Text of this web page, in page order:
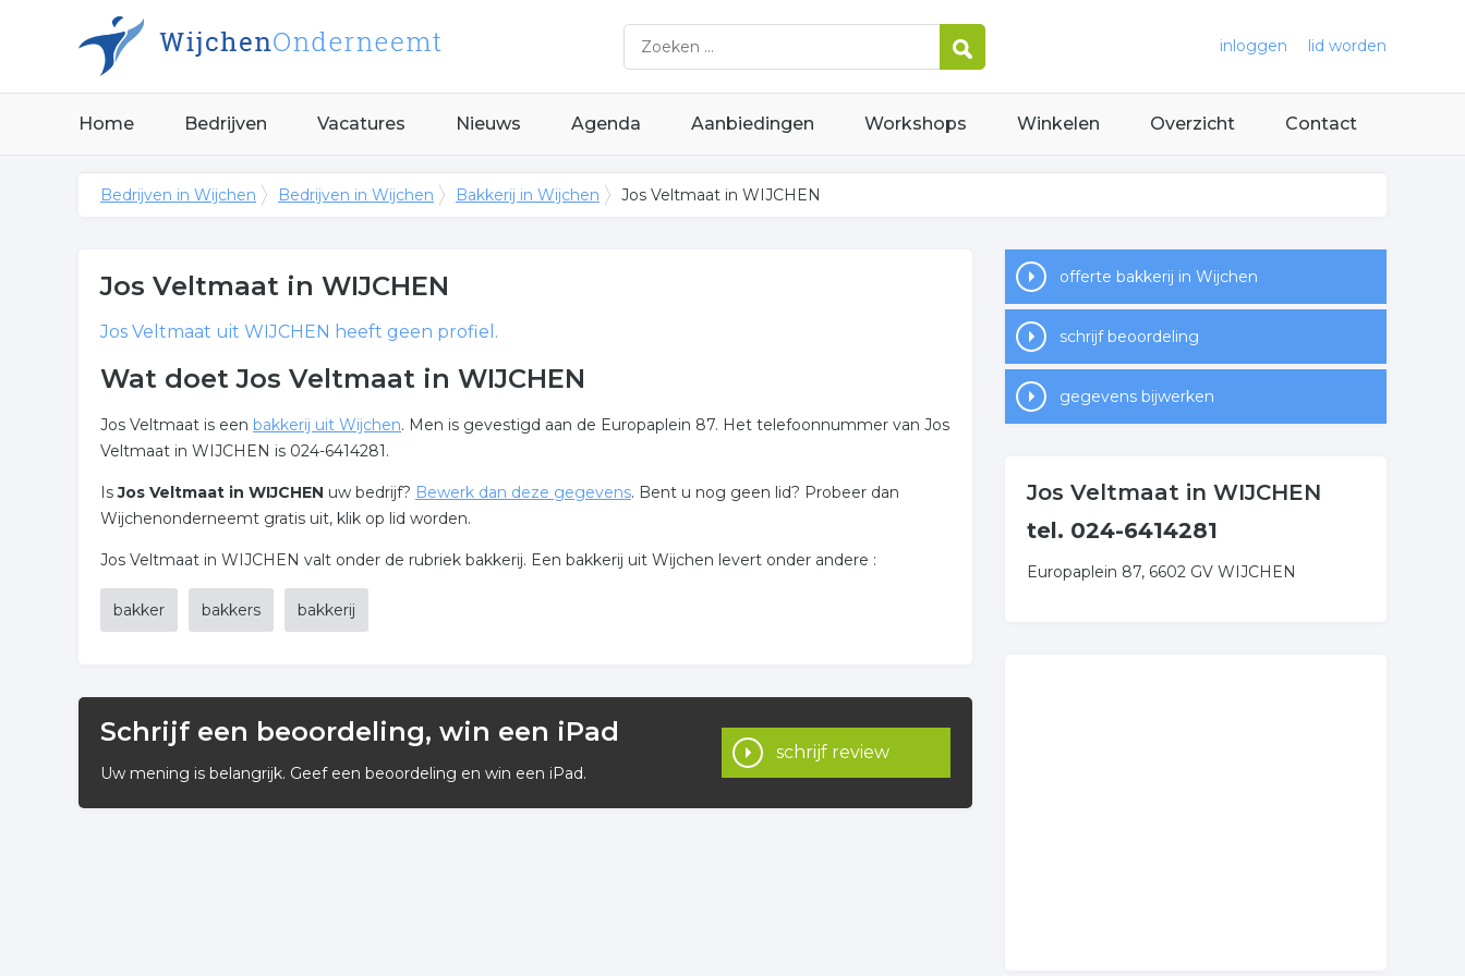
inloggen lid worden
Home Bedrijven Vacatures Nieuws Agenda Aanbiedingen Workshops Winkelen Overzicht Contact
Bedrijven in Wijchen Bedrijven in Wijchen Bakkerij in Wijchen Jos Veltmaat in WIJCHEN
Jos Veltmaat in WIJCHEN
Jos Veltmaat uit WIJCHEN heeft geen profiel.
Wat doet Jos Veltmaat in WIJCHEN
Jos Veltmaat is een bakkerij uit Wijchen. Men is gevestigd aan de Europaplein 87. Het telefoonnummer van Jos
Veltmaat in WIJCHEN is 024-6414281.
IsJos Veltmaat in WIJCHEN uw bedrijf? Bewerk dan deze gegevens. Bent u nog geen lid? Probeer dan
Wijchenonderneemt gratis uit, klik op lid worden.
Jos Veltmaat in WIJCHEN valt onder de rubriek bakkerij. Een bakkerij uit Wijchen levert onder andere :
bakker bakkers bakkerij
Schrijf een beoordeling, win een iPad
Uw mening is belangrijk. Geef een beoordeling en win een iPad.
schrijf review
offerte bakkerij in Wijchen
schrijf beoordeling
gegevens bijwerken
Jos Veltmaat in WIJCHEN
tel. 024-6414281
Europaplein 87, 6602 GV WIJCHEN